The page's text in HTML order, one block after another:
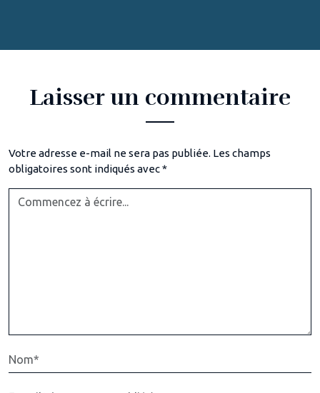
Laisser un commentaire
Votre adresse e-mail ne sera pas publiée. Les champs
obligatoires sont indiqués avec*